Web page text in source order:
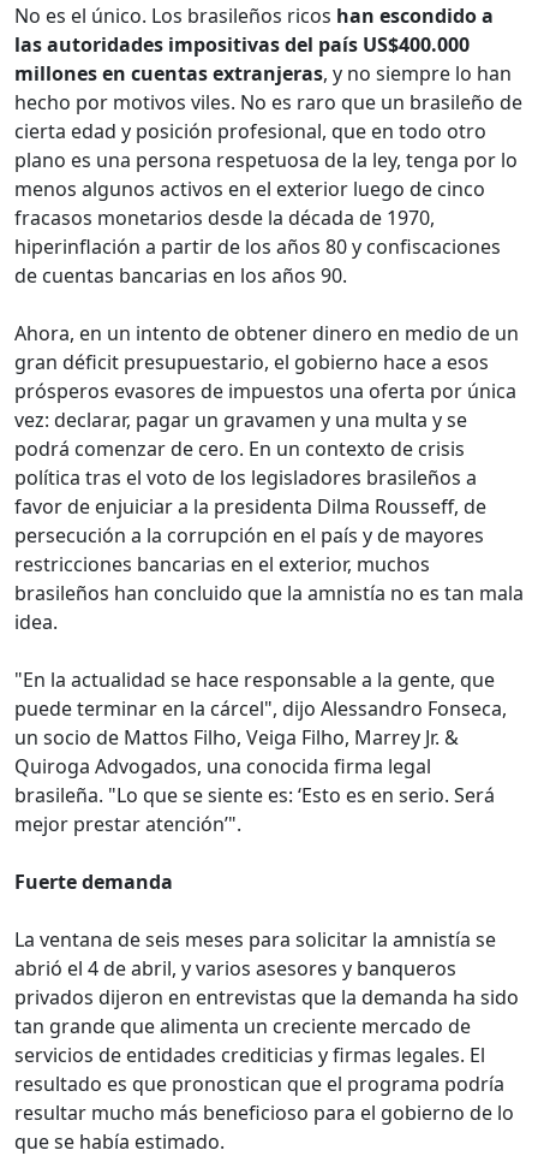
No es el único. Los brasileños ricos han escondido a
las autoridades impositivas del país US$400.000
millones en cuentas extranjeras, y no siempre lo han
hecho por motivos viles. No es raro que un brasileño de
cierta edad y posición profesional, que en todo otro
plano es una persona respetuosa de la ley, tenga por lo
menos algunos activos en el exterior luego de cinco
fracasos monetarios desde la década de 1970,
hiperinflación a partir de los años 80 y confiscaciones
de cuentas bancarias en los años 90.
Ahora, en un intento de obtener dinero en medio de un
gran déficit presupuestario, el gobierno hace a esos
prósperos evasores de impuestos una oferta por única
vez: declarar, pagar un gravamen y una multa y se
podrá comenzar de cero. En un contexto de crisis
política tras el voto de los legisladores brasileños a
favor de enjuiciar a la presidenta Dilma Rousseff, de
persecución a la corrupción en el país y de mayores
restricciones bancarias en el exterior, muchos
brasileños han concluido que la amnistía no es tan mala
idea.
"En la actualidad se hace responsable a la gente, que
puede terminar en la cárcel", dijo Alessandro Fonseca,
un socio de Mattos Filho, Veiga Filho, Marrey Jr. &
Quiroga Advogados, una conocida firma legal
brasileña. "Lo que se siente es: ‘Esto es en serio. Será
mejor prestar atención’".
Fuerte demanda
La ventana de seis meses para solicitar la amnistía se
abrió el 4 de abril, y varios asesores y banqueros
privados dijeron en entrevistas que la demanda ha sido
tan grande que alimenta un creciente mercado de
servicios de entidades crediticias y firmas legales. El
resultado es que pronostican que el programa podría
resultar mucho más beneficioso para el gobierno de lo
que se había estimado.